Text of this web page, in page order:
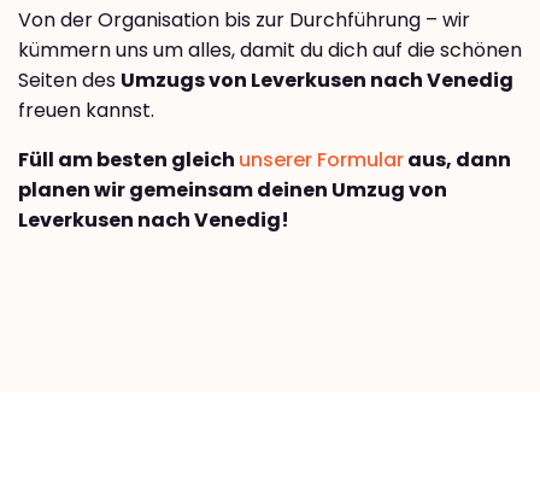
Von der Organisation bis zur Durchführung – wir
kümmern uns um alles, damit du dich auf die schönen
Seiten des Umzugs von Leverkusen nach Venedig
freuen kannst.
Füll am besten gleich unserer Formularaus, dann
planen wir gemeinsam deinen Umzug von
Leverkusen nach Venedig!